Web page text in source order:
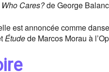
Who Cares?de George
est annoncée comme
Étudede Marcos Morau à